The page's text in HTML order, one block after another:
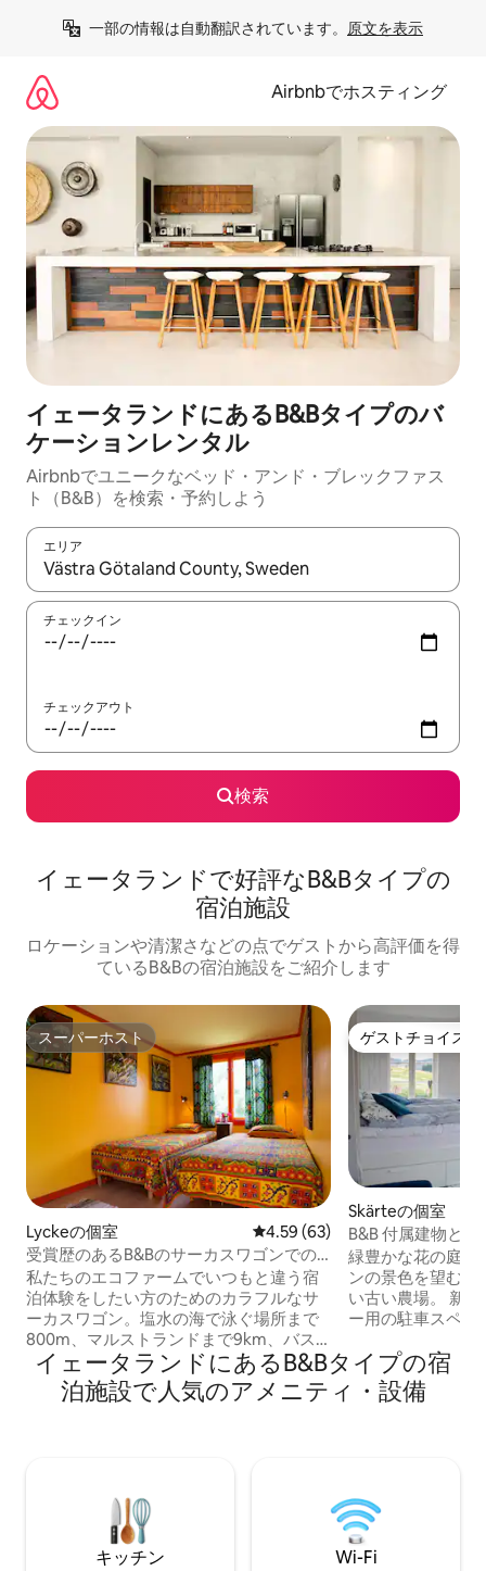
一部の情報は自動翻訳されています。 原文を表示
Airbnbでホスティング
イェータランドにあるB&Bタイプのバ
ケーションレンタル
Airbnbでユニークなベッド・アンド・ブレックファス
ト（B&B）を検索・予約しよう
エリア
検索結果が表示されたら、上下の矢印キーを使って移動するか
チェックイン
チェックアウト
検索
イェータランドで好評なB&Bタイプの
宿泊施設
ロケーションや清潔さなどの点でゲストから高評価を得
ているB&Bの宿泊施設をご紹介します
スーパーホスト
スーパーホスト
Lyckeの個室 レビュー63件、5つ星中4.59つ
4.59 (63)
受賞歴のあるB&Bのサーカスワゴンでの
ユニークな滞在
私たちのエコファームでいつもと違う宿
泊体験をしたい方のためのカラフルなサ
ーカスワゴン。塩水の海で泳ぐ場所まで
800m、マルストランドまで9km、バス
停まで1分。農場には猫、放し飼いの鶏、
アヒルがいて、喜んで餌を食べてくれま
リールームがあります。隣接する建物に
ある共用バスルームをご利用いただけま
ゲストチョイス
ゲストチョイス
Skärteの個室
B&B 付属建物と
緑豊かな花の庭園
ンの景色を望む、
い古い農場。 新
ー用の駐車スペー
利用いただけま
のコースがあるオ
り、冬にはスキ
ります。 ホフガ
近くにあり、数マ
つかのゴルフコー
イェータランドにあるB&Bタイプの宿
泊施設で人気のアメニティ・設備
キッチン Wi-Fi